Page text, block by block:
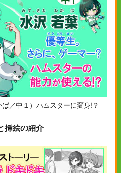
／中１）ハムスターに変身!？
挿絵の紹介